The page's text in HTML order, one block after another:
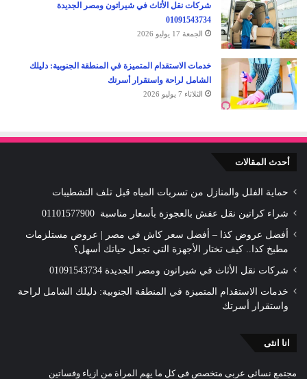
شركات نقل الأثاث في شيراتون ومصر الجديدة
01091543734
الجمعة 17 يوليو 2026
خدمات الاستقدام المتميزة في المنطقة الجنوبية: دليلك
الشامل لراحة واستقرار أسرتك
الثلاثاء 7 يوليو 2026
أحدث المقالات
حماية الفلل والمنازل من تسربات المياه قبل تلف التشطيبات
شراء كراتين نقل عفش بالعجوزة بأسعار مناسبة 01101577900
أفضل عروض كذا – أفضل سعر كاش في مصر | عروض مستلزمات
مطبخ كذا.. كيف تختار الأجهزة التي تجعل حياتك أسهل؟
شركات نقل الأثاث في شيراتون ومصر الجديدة 01091543734
خدمات الاستقدام المتميزة في المنطقة الجنوبية: دليلك الشامل لراحة
واستقرار أسرتك
انا انثى
مجتمع نسائى عربى متخصص فى كل ما يهم المراة من ازياء وفساتين